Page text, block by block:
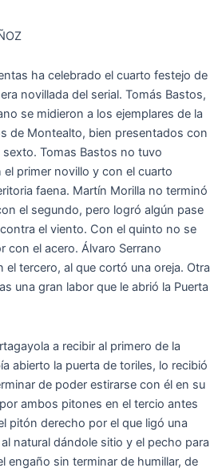
ha celebrado el cuarto festejo de
novillada del serial. Tomás Bastos,
se midieron a los ejemplares de la
de Montealto, bien presentados con
Tomas Bastos no tuvo
primer novillo y con el cuarto
faena. Martín Morilla no terminó
el segundo, pero logró algún pase
el viento. Con el quinto no se
con el acero. Álvaro Serrano
tercero, al que cortó una oreja. Otra
una gran labor que le abrió la Puerta
a recibir al primero de la
abierto la puerta de toriles, lo recibió
de poder estirarse con él en su
ambos pitones en el tercio antes
pitón derecho por el que ligó una
natural dándole sitio y el pecho para
engaño sin terminar de humillar, de